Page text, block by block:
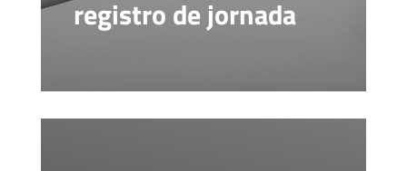
registro de jornada